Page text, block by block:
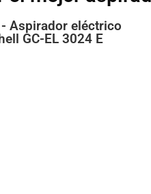
Aspirador eléctrico
GC-EL 3024 E